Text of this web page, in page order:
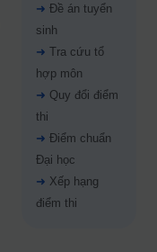
➜ Đề án tuyển
sinh
➜ Tra cứu tổ
hợp môn
➜ Quy đổi điểm
thi
➜ Điểm chuẩn
Đại học
➜ Xếp hạng
điểm thi